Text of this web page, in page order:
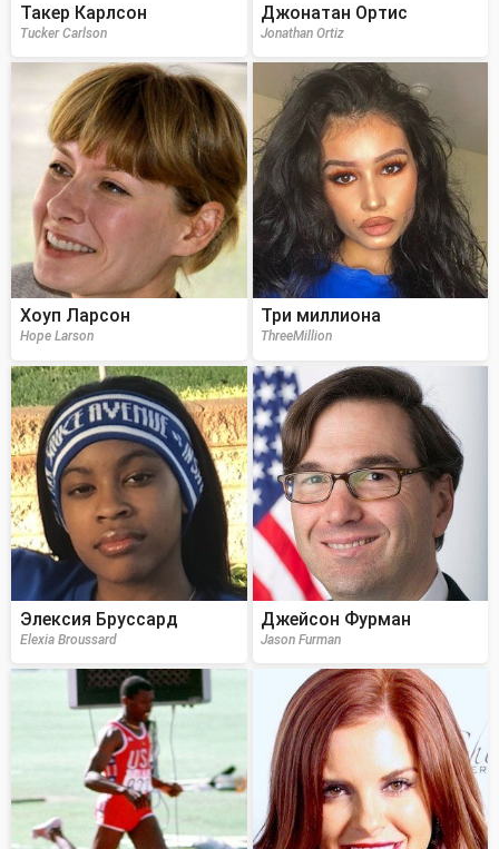
Такер Карлсон
Tucker Carlson
Джонатан Ортис
Jonathan Ortiz
Хоуп Ларсон
Hope Larson
Три миллиона
ThreeMillion
Элексия Бруссард
Elexia Broussard
Джейсон Фурман
Jason Furman